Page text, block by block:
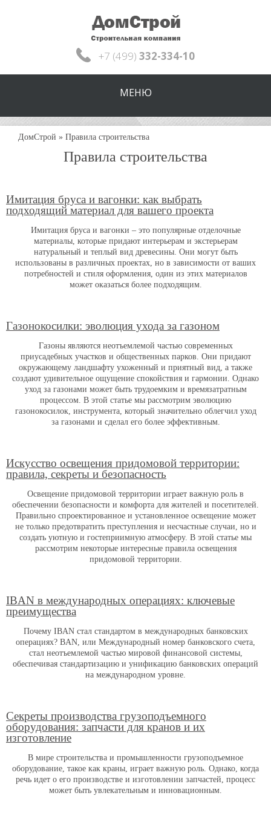
+7 (499) 332-334-10
МЕНЮ
ДомСтрой » Правила строительства
Правила строительства
Имитация бруса и вагонки: как выбрать
подходящий материал для вашего проекта
Имитация бруса и вагонки – это популярные отделочные
материалы, которые придают интерьерам и экстерьерам
натуральный и теплый вид древесины. Они могут быть
использованы в различных проектах, но в зависимости от ваших
потребностей и стиля оформления, один из этих материалов
может оказаться более подходящим.
Газонокосилки: эволюция ухода за газоном
Газоны являются неотъемлемой частью современных
приусадебных участков и общественных парков. Они придают
окружающему ландшафту ухоженный и приятный вид, а также
создают удивительное ощущение спокойствия и гармонии. Однако
уход за газонами может быть трудоемким и времязатратным
процессом. В этой статье мы рассмотрим эволюцию
газонокосилок, инструмента, который значительно облегчил уход
за газонами и сделал его более эффективным.
Искусство освещения придомовой территории:
правила, секреты и безопасность
Освещение придомовой территории играет важную роль в
обеспечении безопасности и комфорта для жителей и посетителей.
Правильно спроектированное и установленное освещение может
не только предотвратить преступления и несчастные случаи, но и
создать уютную и гостеприимную атмосферу. В этой статье мы
рассмотрим некоторые интересные правила освещения
придомовой территории.
IBAN в международных операциях: ключевые
преимущества
Почему IBAN стал стандартом в международных банковских
операциях? BAN, или Международный номер банковского счета,
стал неотъемлемой частью мировой финансовой системы,
обеспечивая стандартизацию и унификацию банковских операций
на международном уровне.
Секреты производства грузоподъемного
оборудования: запчасти для кранов и их
изготовление
В мире строительства и промышленности грузоподъемное
оборудование, такое как краны, играет важную роль. Однако, когда
речь идет о его производстве и изготовлении запчастей, процесс
может быть увлекательным и инновационным.